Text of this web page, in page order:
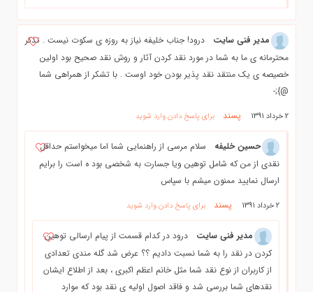
مدیر فنی سایت
درود! جناب خلیفه نیاز به روزه ی سکوت نیست . تذکر
محترمانه ی ما به شما در مورد نقد کردن آثار و روش نقد صحیح بود اولین
خصیصه ی یک منتقد نقد پذیر بودن خود اوست . با تشکر از همراهی شما
@};-
2 خرداد 1391 پسند برای پاسخ دادن وارد شوید
حسین خلیفه
سلام مرسی از راهنمایی شما اما میخواستم حداقل
نقدی از من که شامل توهین ویا جسارت به شخصی بود ه است را برایم
ارسال نمایید ممنون میشم با سپاس
2 خرداد 1391 پسند برای پاسخ دادن وارد شوید
مدیر فنی سایت
درود در کدام قسمت از پیام ارسالی توهین
کردن در نقد را به شما نسبت دادیم ؟؟ عرض شد گله مندی تعدادی
از کاربران از نوع نقد شما مثل خانم اعظم اکبری ، بعد از اطلاع ایشان
نقدهای شما بررسی شد و فاقد اصول اولیه ی نقد بود که موارد